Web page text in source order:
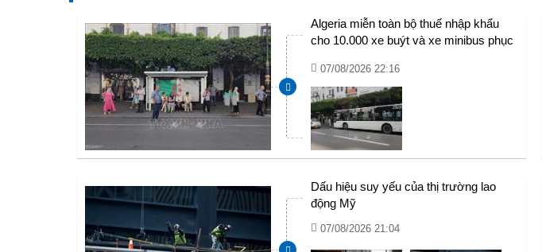
Algeria miễn toàn bộ thuế nhập khẩu
cho 10.000 xe buýt và xe minibus phục
07/08/2026 22:16
Dấu hiệu suy yếu của thị trường lao
động Mỹ
07/08/2026 21:04